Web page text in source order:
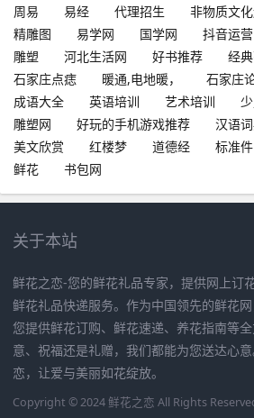
周易 易经 代理招生 非物质文
精雕图
易学网 国学网 抖音运营
雕塑
河北生活网 好书推荐
经
石家庄点痣
暖通,电地暖， 石家庄
成语大全
英语培训 艺术培训
雕塑网
好玩的手机游戏推荐 汉语
美文欣赏
红楼梦 道德经 标准件
鲜花
书包网
关于本站
鲜花之恋-您的鲜花礼品专家，提供网上订
鲜花礼品快递服务。作为中国领先的鲜花
您提供鲜花订购、鲜花速递、养花指南等
意、祝福还是礼赠，我们都能为您送达心
恋，让爱与美丽如花绽放。
Copyright © 2024 鲜花之恋 All Rights